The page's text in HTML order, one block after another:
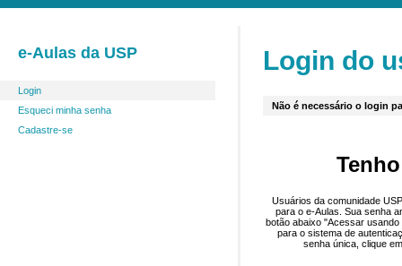
e-Aulas da USP
Login
Esqueci minha senha
Cadastre-se
Login do
Não é necessário o login
Usuários da comunidade
para o e-Aulas. Sua senha
botão abaixo "Acessar
para o sistema de
senha única, clique